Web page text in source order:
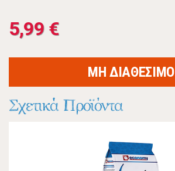
5,99 €
ΜΗ ΔΙΑΘΕΣΙΜΟ
Σχετικά Προϊόντα